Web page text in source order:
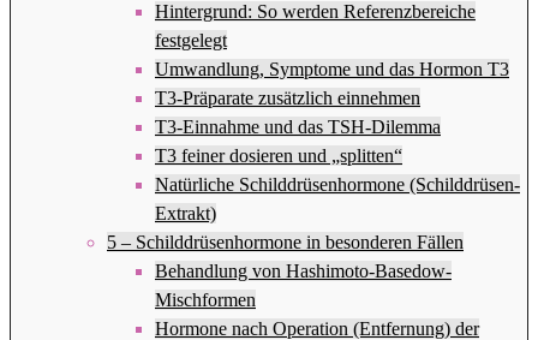
Hintergrund: So werden Referenzbereiche
festgelegt
Umwandlung, Symptome und das Hormon T3
T3-Präparate zusätzlich einnehmen
T3-Einnahme und das TSH-Dilemma
T3 feiner dosieren und „splitten“
Natürliche Schilddrüsenhormone (Schilddrüsen-
Extrakt)
5 – Schilddrüsenhormone in besonderen Fällen
Behandlung von Hashimoto-Basedow-
Mischformen
Hormone nach Operation (Entfernung) der